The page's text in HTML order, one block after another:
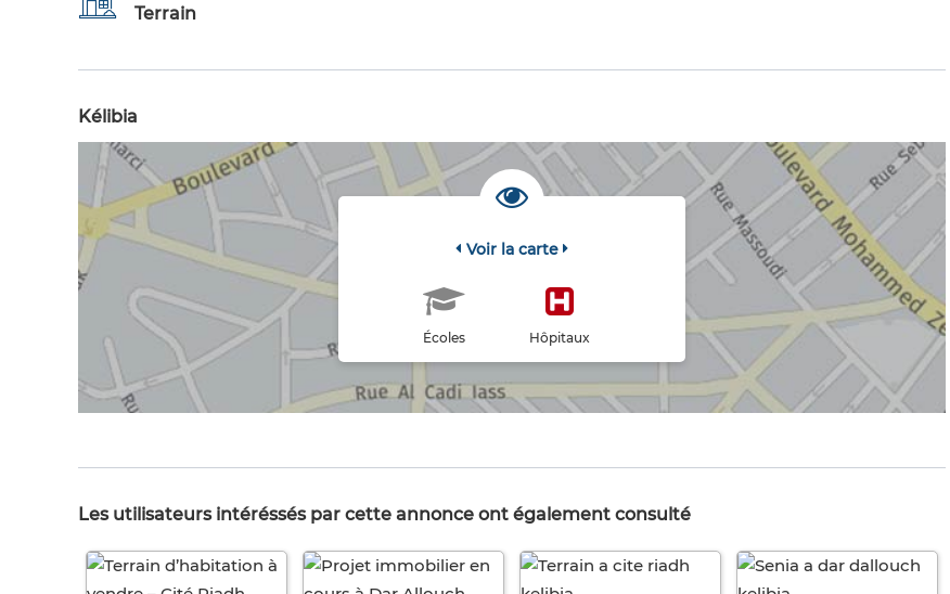
Terrain
Kélibia
Voir la carte
Écoles Hôpitaux
Les utilisateurs intéréssés par cette annonce ont également consulté